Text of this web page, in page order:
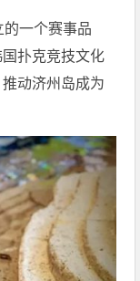
一个赛事品
扑克竞技文化
动济州岛成为